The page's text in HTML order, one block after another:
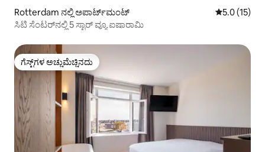
Rotterdam ನಲ್ಲಿ ಅಪಾರ್ಟ್‌ಮಂಟ್ 5 ರಲ್ಲಿ 5.0
5.0 (15)
ಸಿಟಿ ಸೆಂಟರ್‌ನಲ್ಲಿ 5 ಸ್ಟಾರ್ ವ್ಯೂ ಐಷಾರಾಮಿ
ಗೆಸ್ಟ್‌ಗಳ ಅಚ್ಚುಮೆಚ್ಚಿನದು
ಗೆಸ್ಟ್‌ಗಳ ಅಚ್ಚುಮೆಚ್ಚಿನದು